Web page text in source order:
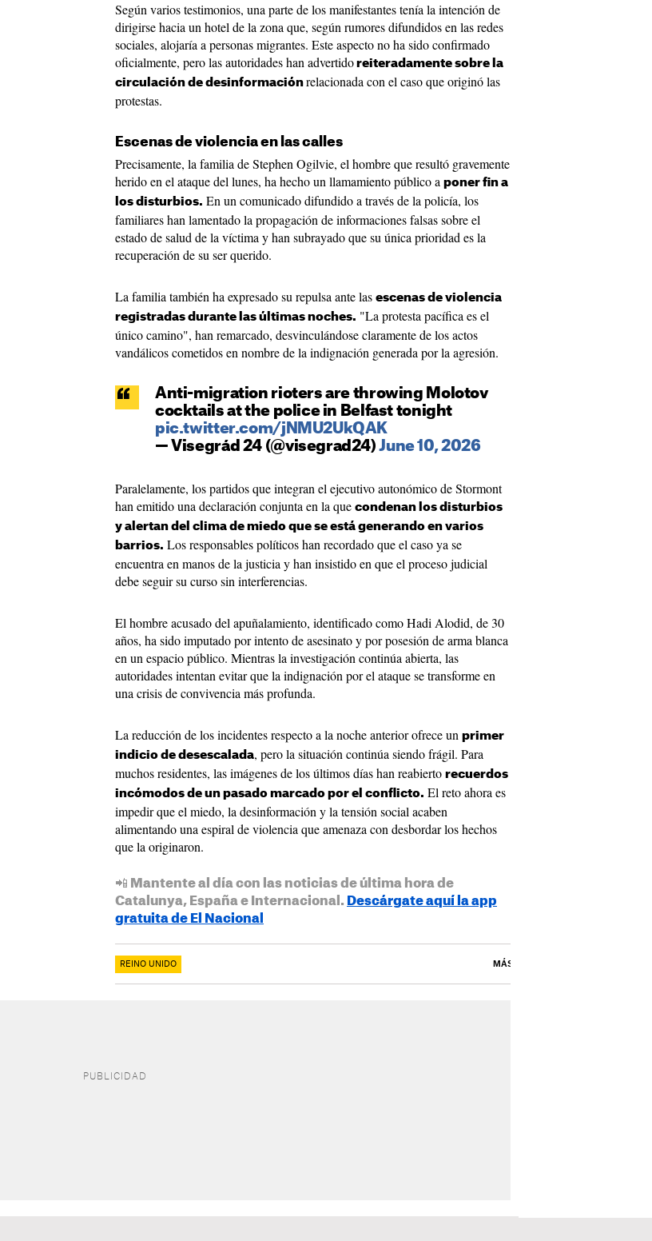
Según varios testimonios, una parte de los manifestantes tenía la intención de
dirigirse hacia un hotel de la zona que, según rumores difundidos en las redes
sociales, alojaría a personas migrantes. Este aspecto no ha sido confirmado
oficialmente, pero las autoridades han advertido reiteradamente sobre la
circulación de desinformación relacionada con el caso que originó las
protestas.
Escenas de violencia en las calles
Precisamente, la familia de Stephen Ogilvie, el hombre que resultó gravemente
herido en el ataque del lunes, ha hecho un llamamiento público a poner fin a
los disturbios. En un comunicado difundido a través de la policía, los
familiares han lamentado la propagación de informaciones falsas sobre el
estado de salud de la víctima y han subrayado que su única prioridad es la
recuperación de su ser querido.
La familia también ha expresado su repulsa ante las escenas de violencia
registradas durante las últimas noches. "La protesta pacífica es el
único camino", han remarcado, desvinculándose claramente de los actos
vandálicos cometidos en nombre de la indignación generada por la agresión.
Anti-migration rioters are throwing Molotov
cocktails at the police in Belfast tonight
pic.twitter.com/jNMU2UkQAK
— Visegrád 24 (@visegrad24)June 10, 2026
Paralelamente, los partidos que integran el ejecutivo autonómico de Stormont
han emitido una declaración conjunta en la que condenan los disturbios
y alertan del clima de miedo que se está generando en varios
barrios. Los responsables políticos han recordado que el caso ya se
encuentra en manos de la justicia y han insistido en que el proceso judicial
debe seguir su curso sin interferencias.
El hombre acusado del apuñalamiento, identificado como Hadi Alodid, de 30
años, ha sido imputado por intento de asesinato y por posesión de arma blanca
en un espacio público. Mientras la investigación continúa abierta, las
autoridades intentan evitar que la indignación por el ataque se transforme en
una crisis de convivencia más profunda.
La reducción de los incidentes respecto a la noche anterior ofrece un primer
indicio de desescalada, pero la situación continúa siendo frágil. Para
muchos residentes, las imágenes de los últimos días han reabierto recuerdos
incómodos de un pasado marcado por el conflicto. El reto ahora es
impedir que el miedo, la desinformación y la tensión social acaben
alimentando una espiral de violencia que amenaza con desbordar los hechos
que la originaron.
📲 Mantente al día con las noticias de última hora de
Catalunya, España e Internacional. Descárgate aquí la app
gratuita de El Nacional
REINO UNIDO MÁS